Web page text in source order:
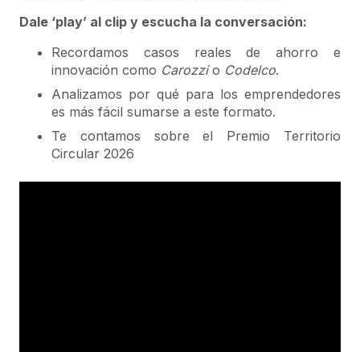
Dale ‘play’ al clip y escucha la conversación:
Recordamos casos reales de ahorro e
innovación como Carozzio Codelco.
Analizamos por qué para los emprendedores
es más fácil sumarse a este formato.
Te contamos sobre el Premio Territorio
Circular 2026